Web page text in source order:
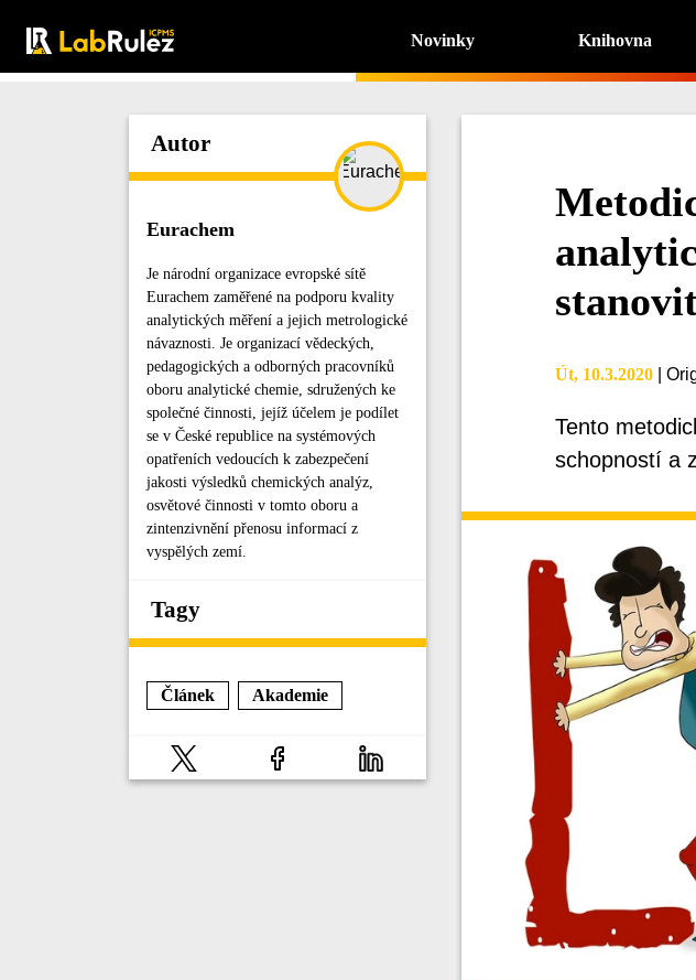
Novinky Knihovna
Autor
Eurachem
Je národní organizace evropské sítě
Eurachem zaměřené na podporu kvality
analytických měření a jejich metrologické
návaznosti. Je organizací vědeckých,
pedagogických a odborných pracovníků
oboru analytické chemie, sdružených ke
společné činnosti, jejíž účelem je podílet
se v České republice na systémových
opatřeních vedoucích k zabezpečení
jakosti výsledků chemických analýz,
osvětové činnosti v tomto oboru a
zintenzivnění přenosu informací z
vyspělých zemí.
Tagy
Článek Akademie
Út, 10.3.2020
Tento
schopností a